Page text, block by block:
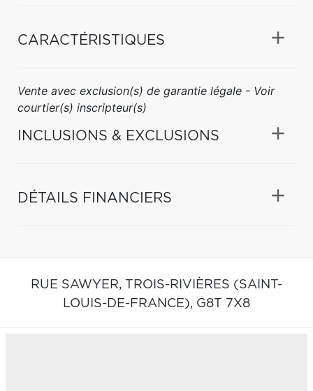
CARACTÉRISTIQUES
Vente avec exclusion(s) de garantie légale - Voir
courtier(s) inscripteur(s)
INCLUSIONS & EXCLUSIONS
DÉTAILS FINANCIERS
RUE SAWYER, TROIS-RIVIÈRES (SAINT-
LOUIS-DE-FRANCE), G8T 7X8